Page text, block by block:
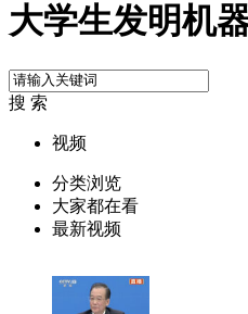
大学生发明机
搜 索
视频
分类浏览
大家都在看
最新视频